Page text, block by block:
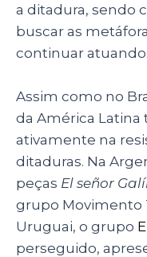
a ditadura, sendo
buscar as
continuar atuando.
Assim como no
da América
ativamente na
ditaduras. Na
peças El señor
grupo Movimento
Uruguai, o grupo
perseguido,